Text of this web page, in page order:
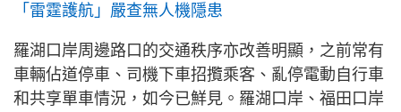
「雷霆護航」嚴查無人機隱患
羅湖口岸周邊路口的交通秩序亦改善明顯，之前常有
車輛佔道停車、司機下車招攬乘客、亂停電動自行車
和共享單車情況，如今已鮮見。羅湖口岸、福田口岸